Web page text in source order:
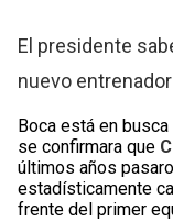
El presidente
nuevo
Boca está en
se confirmara que
últimos años
estadísticamente
frente del primer